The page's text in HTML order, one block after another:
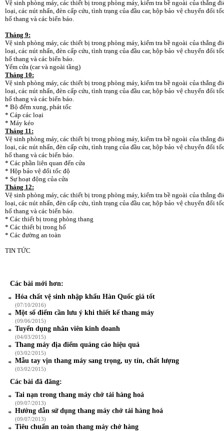
Vệ sinh phòng máy, các thiết bị trong phòng máy, kiểm tra bề ngoài của thắng
loại, các nút nhấn, đèn cấp cứu, tình trạng của đầu car, hộp bảo vệ chuyển đổi
hố thang và các biển báo.
Tháng 9:
Vệ sinh phòng máy, các thiết bị trong phòng máy, kiểm tra bề ngoài của thắng
loại, các nút nhấn, đèn cấp cứu, tình trạng của đầu car, hộp bảo vệ chuyển đổi
hố thang và các biển báo.
Yếm cửa (car và ngoài tầng)
Tháng 10:
Vệ sinh phòng máy, các thiết bị trong phòng máy, kiểm tra bề ngoài của thắng
loại, các nút nhấn, đèn cấp cứu, tình trạng của đầu car, hộp bảo vệ chuyển đổi
hố thang và các biển báo.
* Bộ đếm xung, phát tốc
* Cáp các loại
* Máy kéo
Tháng 11:
Vệ sinh phòng máy, các thiết bị trong phòng máy, kiểm tra bề ngoài của thắng
loại, các nút nhấn, đèn cấp cứu, tình trạng của đầu car, hộp bảo vệ chuyển đổi
hố thang và các biển báo.
* Các phần liên quan đến cửa
* Hộp bảo vệ đổi tốc độ
* Sự hoạt động của cửa
Tháng 12:
Vệ sinh phòng máy, các thiết bị trong phòng máy, kiểm tra bề ngoài của thắng
loại, các nút nhấn, đèn cấp cứu, tình trạng của đầu car, hộp bảo vệ chuyển đổi
hố thang và các biển báo.
* Các thiết bị trong phòng thang
* Các thiết bị trong hố
* Các đường an toàn
TIN TỨC
Các bài mới hơn:
Hóa chất vệ sinh nhập khẩu Hàn Quốc giá tốt
(07/10/2016)
Một số điểm cần lưu ý khi thiết kế thang máy
(09/06/2015)
Tuyển dụng nhân viên kinh doanh
(04/03/2015)
Thang máy địa điểm quảng cáo hiệu quả
(03/02/2015)
Mẫu tay vịn thang máy sang trọng, uy tín, chất lượng
(03/02/2015)
Các bài đã đăng:
Tai nạn trong thang máy chở tải hàng hoá
(09/07/2013)
Hướng dẫn sử dụng thang máy chở tải hàng hoá
(09/07/2013)
Tiêu chuẩn an toàn thang máy chở hàng